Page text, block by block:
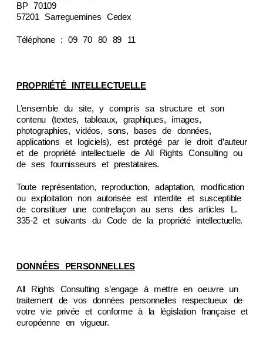
BP 70109
57201 Sarreguemines Cedex
Téléphone : 09 70 80 89 11
PROPRIÉTÉ INTELLECTUELLE
L’ensemble du site, y compris sa structure et son
contenu (textes, tableaux, graphiques, images,
photographies, vidéos, sons, bases de données,
applications et logiciels), est protégé par le droit d’auteur
et de propriété intellectuelle de All Rights Consulting ou
de ses fournisseurs et prestataires.
Toute représentation, reproduction, adaptation, modification
ou exploitation non autorisée est interdite et susceptible
de constituer une contrefaçon au sens des articles L.
335-2 et suivants du Code de la propriété intellectuelle.
DONNÉES PERSONNELLES
All Rights Consulting s’engage à mettre en oeuvre un
traitement de vos données personnelles respectueux de
votre vie privée et conforme à la législation française et
européenne en vigueur.